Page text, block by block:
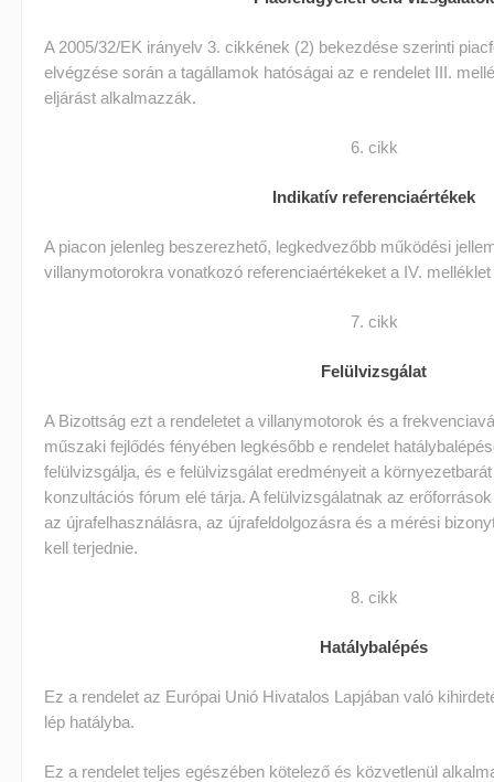
A 2005/32/EK irányelv 3. cikkének (2) bekezdése szerinti
elvégzése során a tagállamok hatóságai az e rendelet III.
eljárást alkalmazzák.
6. cikk
Indikatív referenciaértékek
A piacon jelenleg beszerezhető, legkedvezőbb működési
villanymotorokra vonatkozó referenciaértékeket a IV.
7. cikk
Felülvizsgálat
A Bizottság ezt a rendeletet a villanymotorok és a
műszaki fejlődés fényében legkésőbb e rendelet
felülvizsgálja, és e felülvizsgálat eredményeit a
konzultációs fórum elé tárja. A felülvizsgálatnak az
az újrafelhasználásra, az újrafeldolgozásra és a mérési
kell terjednie.
8. cikk
Hatálybalépés
Ez a rendelet az Európai Unió Hivatalos Lapjában való
lép hatályba.
Ez a rendelet teljes egészében kötelező és közvetlenül